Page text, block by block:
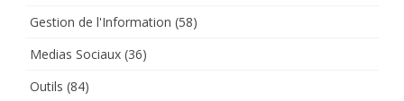
Gestion de l'Information (58)
Medias Sociaux (36)
Outils (84)